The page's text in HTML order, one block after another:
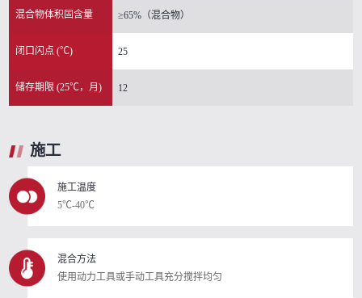
混合物体积固含量 ≥65%（混合物）
闭口闪点 (℃) 25
储存期限 (25℃，月) 12
施工
施工温度
5℃-40℃
混合方法
使用动力工具或手动工具充分搅拌均匀